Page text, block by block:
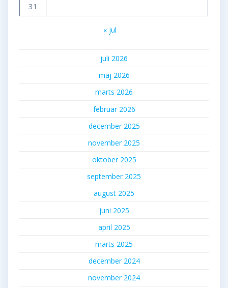
31
« jul
juli 2026
maj 2026
marts 2026
februar 2026
december 2025
november 2025
oktober 2025
september 2025
august 2025
juni 2025
april 2025
marts 2025
december 2024
november 2024